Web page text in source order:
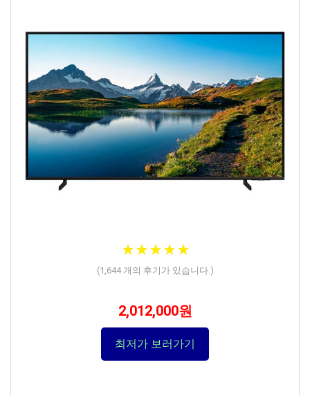
★★★★★
★★★★★
(1,644개의 후기가 있습니다.)
2,012,000원
최저가 보러가기